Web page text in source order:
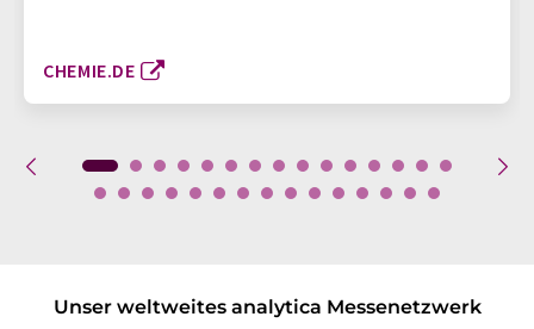
CHEMIE.DE
Unser weltweites analytica Messenetzwerk